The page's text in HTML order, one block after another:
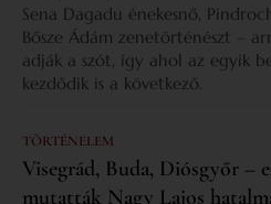
Sena Dagadu énekesnő,
Bősze Ádám zenetörténészt –
adják a szót, így ahol az egyik
kezdődik is a következő.
TÖRTÉNELEM
Visegrád, Buda, Diósgyőr –
mutatták Nagy Lajos